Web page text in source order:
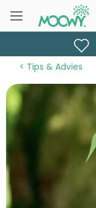
Tips & Advies